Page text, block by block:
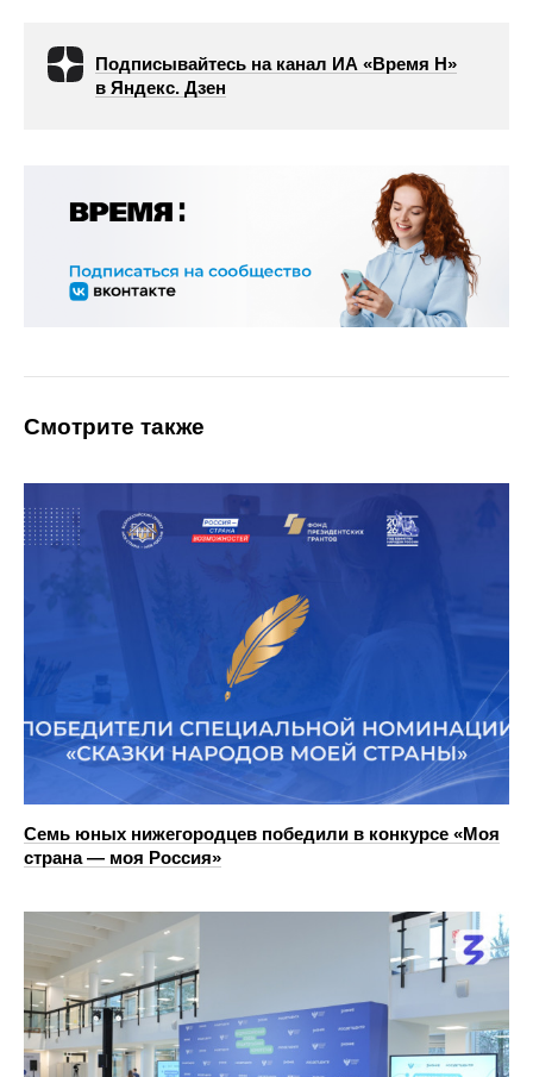
Подписывайтесь на канал ИА «Время Н»
в Яндекс. Дзен
Смотрите также
Семь юных нижегородцев победили в конкурсе «Моя
страна — моя Россия»